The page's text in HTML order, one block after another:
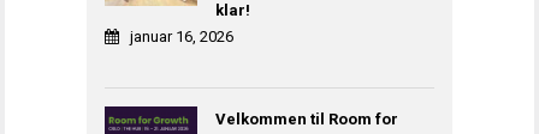
klar!
januar 16, 2026
Velkommen til Room for